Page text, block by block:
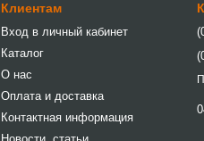
Клиентам
Вход в личный кабинет
Каталог
О нас
Оплата и доставка
Контактная информация